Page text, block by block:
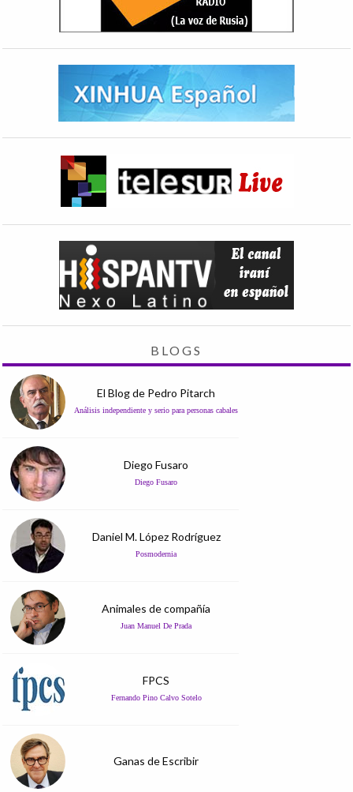
BLOGS
El Blog de Pedro Pitarch
Análisis independiente y serio para personas cabales
Diego Fusaro
Diego Fusaro
Daniel M. López Rodríguez
Posmodernia
Animales de compañía
Juan Manuel De Prada
FPCS
Fernando Pino Calvo Sotelo
Ganas de Escribir